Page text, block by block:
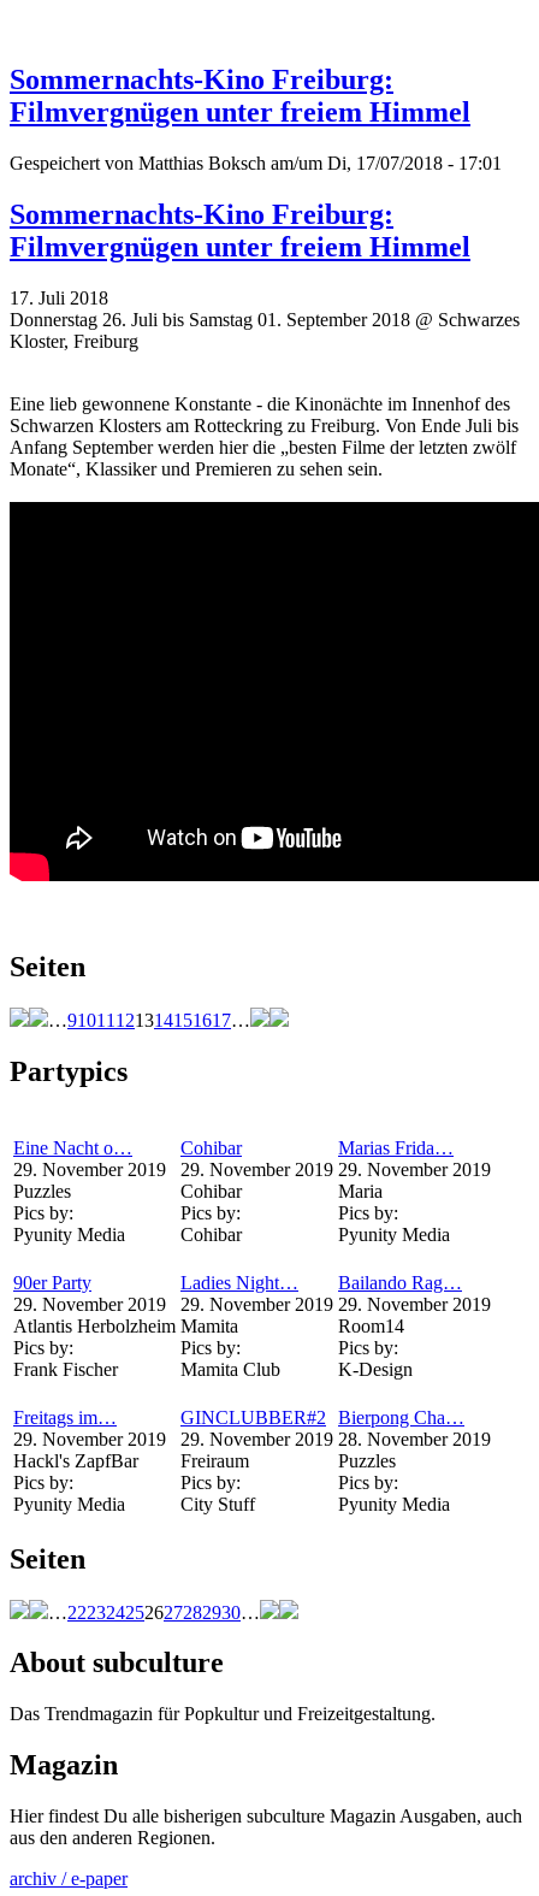
Sommernachts-Kino Freiburg:
Filmvergnügen unter freiem Himmel
Gespeichert von Matthias Boksch am/um Di, 17/07/2018 - 17:01
Sommernachts-Kino Freiburg:
Filmvergnügen unter freiem Himmel
17. Juli 2018
Donnerstag 26. Juli bis Samstag 01. September 2018 @ Schwarzes
Kloster, Freiburg
Eine lieb gewonnene Konstante - die Kinonächte im Innenhof des
Schwarzen Klosters am Rotteckring zu Freiburg. Von Ende Juli bis
Anfang September werden hier die „besten Filme der letzten zwölf
Monate“, Klassiker und Premieren zu sehen sein.
Seiten
…91011 121314151617…
Partypics
Eine Nacht o…
29. November 2019
Puzzles
Pics by:
Pyunity Media
Cohibar
29. November 2019
Cohibar
Pics by:
Cohibar
Marias Frida…
29. November 2019
Maria
Pics by:
Pyunity Media
90er Party
29. November 2019
Atlantis Herbolzheim
Pics by:
Frank Fischer
Ladies Night…
29. November 2019
Mamita
Pics by:
Mamita Club
Bailando Rag…
29. November 2019
Room14
Pics by:
K-Design
Freitags im…
29. November 2019
Hackl's ZapfBar
Pics by:
Pyunity Media
GINCLUBBER#2
29. November 2019
Freiraum
Pics by:
City Stuff
Bierpong Cha…
28. November 2019
Puzzles
Pics by:
Pyunity Media
Seiten
…222324252627282930…
About subculture
Das Trendmagazin für Popkultur und Freizeitgestaltung.
Magazin
Hier findest Du alle bisherigen subculture Magazin Ausgaben, auch
aus den anderen Regionen.
archiv / e-paper